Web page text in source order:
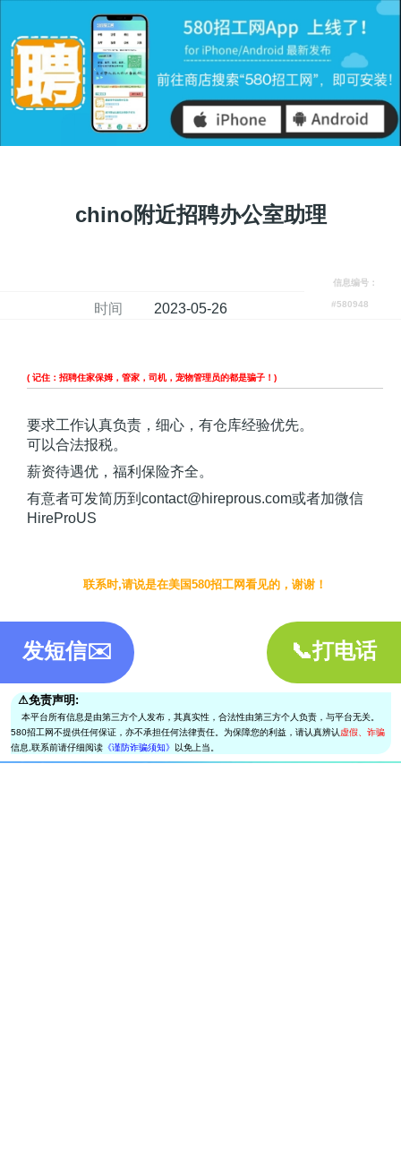
chino附近招聘办公室助理
信息编号：
#580948
时间 2023-05-26
( 记住：招聘住家保姆，管家，司机，宠物管理员的都是骗子！)
要求工作认真负责，细心，有仓库经验优先。
可以合法报税。
薪资待遇优，福利保险齐全。
有意者可发简历到contact@hireprous.com或者加微信
HireProUS
联系时,请说是在美国580招工网看见的，谢谢！
📞打电话
发短信✉️
⚠︎免责声明:
本平台所有信息是由第三方个人发布，其真实性，合法性由第三方个人负责，与平台无关。
580招工网不提供任何保证，亦不承担任何法律责任。为保障您的利益，请认真辨认 虚假、诈骗
信息,联系前请仔细阅读《谨防诈骗须知》 以免上当。